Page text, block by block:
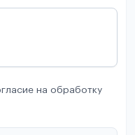
на обработку